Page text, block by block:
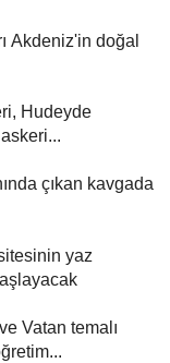
Akdeniz'in doğal
Hudeyde
çıkan kavgada
yaz
Vatan temalı